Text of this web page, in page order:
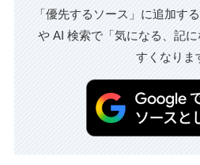
「優先するソース」に追加す
や AI 検索で「気になる、記
すくなりま